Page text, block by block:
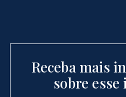
Receba mais
sobre